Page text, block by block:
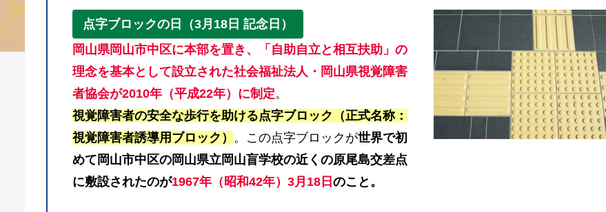
点字ブロックの日（3月18日 記念日）
岡山県岡山市中区に本部を置き、「自助自立と相互扶助」の
理念を基本として設立された社会福祉法人・岡山県視覚障害
者協会が2010年（平成22年）に制定。
視覚障害者の安全な歩行を助ける点字ブロック（正式名称：
視覚障害者誘導用ブロック） 。この点字ブロックが世界で初
めて岡山市中区の岡山県立岡山盲学校の近くの原尾島交差点
に敷設されたのが1967年（昭和42年）3月18日 のこと。